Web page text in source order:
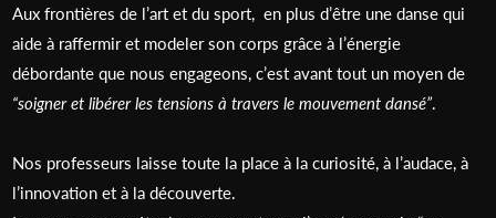
Aux frontières de l’art et du sport, en plus d’être une danse qui
aide à raffermir et modeler son corps grâce à l’énergie
débordante que nous engageons, c’est avant tout un moyen de
“soigner et libérer les tensions à travers le mouvement dansé”.
Nos professeurs laisse toute la place à la curiosité, à l’audace, à
l’innovation et à la découverte.